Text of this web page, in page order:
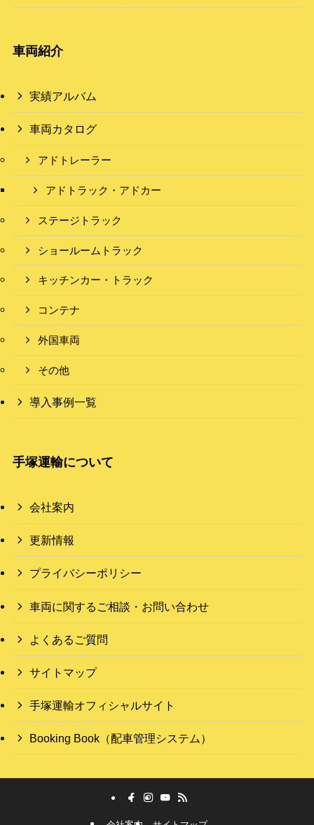
車両紹介
実績アルバム
車両カタログ
アドトレーラー
アドトラック・アドカー
ステージトラック
ショールームトラック
キッチンカー・トラック
コンテナ
外国車両
その他
導入事例一覧
手塚運輸について
会社案内
更新情報
プライバシーポリシー
車両に関するご相談・お問い合わせ
よくあるご質問
サイトマップ
手塚運輸オフィシャルサイト
Booking Book（配車管理システム）